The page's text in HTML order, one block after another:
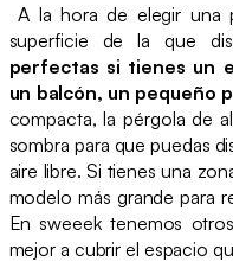
A la hora de elegir una
superficie de la que
perfectas si tienes un
un balcón, un pequeño
compacta, la pérgola de
sombra para que puedas
aire libre. Si tienes una
modelo más grande para
En sweeek tenemos
mejor a cubrir el espacio